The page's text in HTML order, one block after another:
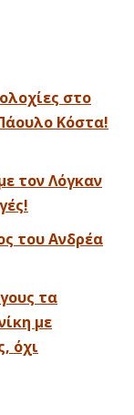
στο
Κόστα!
τον Λόγκαν
του Ανδρέα
τα
με
όχι